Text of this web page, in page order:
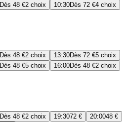
Dès 48 €2 choix 10:30Dès 72 €4 choix
Dès 48 €2 choix 13:30Dès 72 €5 choix
Dès 48 €5 choix 16:00Dès 48 €2 choix
Dès 48 €2 choix 19:3072 € 20:0048 €